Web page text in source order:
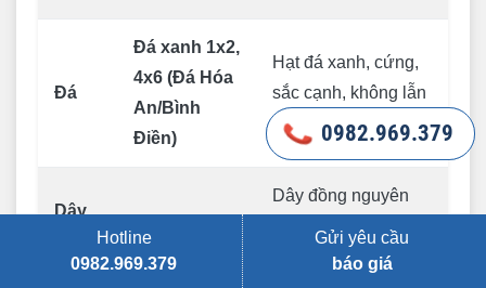
Đá
Đá xanh 1x2,
4x6 (Đá Hóa
An/Bình
Điền)
Hạt đá xanh, cứng,
sắc cạnh, không lẫn
tạp chất đất.
Dây
Dây đồng nguyên
chất, vỏ bọc dày,
logo in rõ nét.
0982.969.379
Hotline
0982.969.379
Gửi yêu cầu
báo giá
0982.969.379